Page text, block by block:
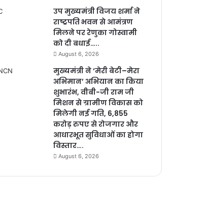
उप मुख्यमंत्री विजय शर्मा ने
राष्ट्रपति भवन से आमंत्रण
मिलने पर रेणुका गोस्वामी
को दी बधाई…..
August 6, 2026
मुख्यमंत्री ने ‘मेरी बेटी–मेरा
अभिमान’ अभियान का किया
शुभारंभ, वीबी-जी राम जी
मिशन से ग्रामीण विकास को
मिलेगी नई गति, 6,855
करोड़ रुपए से रोजगार और
आधारभूत सुविधाओं का होगा
विस्तार….
August 6, 2026